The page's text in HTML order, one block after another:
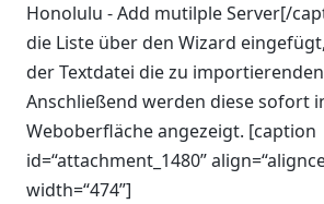
Honolulu - Add mutilple Server[/
die Liste über den Wizard
der Textdatei die zu
Anschließend werden diese sofort
Weboberfläche angezeigt. [caption
id=“attachment_1480”
width=“474”]